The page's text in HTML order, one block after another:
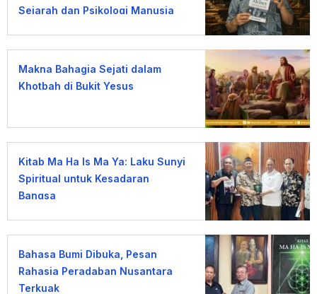
Sejarah dan Psikologi Manusia
Makna Bahagia Sejati dalam
Khotbah di Bukit Yesus
Kitab Ma Ha Is Ma Ya: Laku Sunyi
Spiritual untuk Kesadaran
Bangsa
Bahasa Bumi Dibuka, Pesan
Rahasia Peradaban Nusantara
Terkuak